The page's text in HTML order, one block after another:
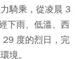
騎乘，從凌晨 3
下雨、低溫、西
29 度的烈日，完
境。